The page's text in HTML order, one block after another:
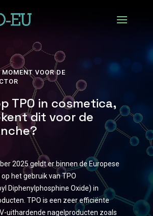
VOOR DE
TPO in cosmetica,
dit voor de
2025 geldt er binnen de Europese
het gebruik van TPO
Diphenylphosphine Oxide) in
TPO is een zeer efficiënte
uithardende nagelproducten zoals